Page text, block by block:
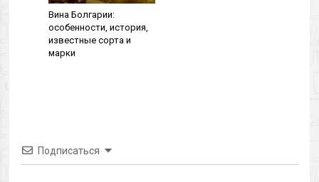
Вина Болгарии:
особенности, история,
известные сорта и
марки
Подписаться